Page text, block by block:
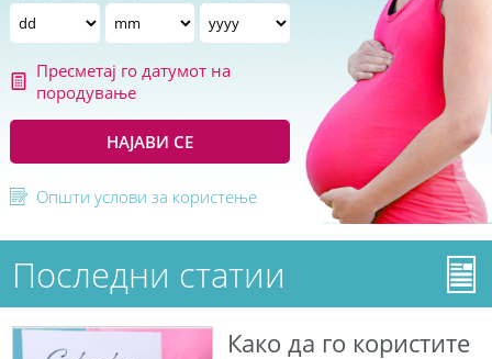
Пресметај го датумот на
породување
НАЈАВИ СЕ
Општи услови за користење
Последни статии
Како да го користите